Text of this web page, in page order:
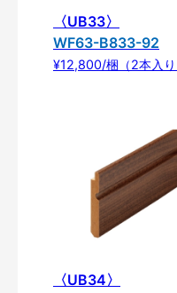
〈UB33〉
WF63-B833-92
¥12,800/梱（2本入り
〈UB34〉